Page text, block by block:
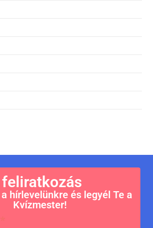
hírlevelünkre és legyél Te a
Kvízmester!